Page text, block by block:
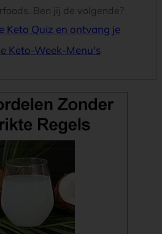
Ben jij de volgende?
Keto Quiz en ontvang je
Keto-Week-Menu's